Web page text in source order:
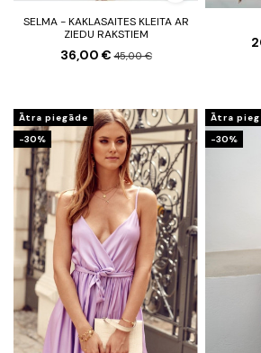
SELMA - KAKLASAITES KLEITA AR
ZIEDU RAKSTIEM
36,00 €45,00 €
Ātra piegāde
-30%
Ātra
-30%